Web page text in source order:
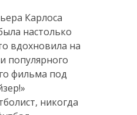
Карлоса
настолько
вдохновила на
популярного
фильма под
никогда